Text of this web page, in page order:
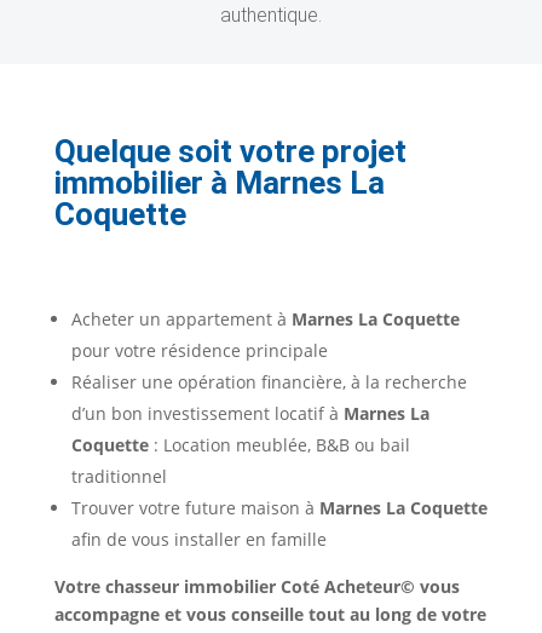
authentique.
Quelque soit votre projet
immobilier à Marnes La
Coquette
Acheter un appartement à Marnes La Coquette
pour votre résidence principale
Réaliser une opération financière, à la recherche
d’un bon investissement locatif à Marnes La
Coquette: Location meublée, B&B ou bail
traditionnel
Trouver votre future maison à Marnes La Coquette
afin de vous installer en famille
Votre chasseur immobilier Coté Acheteur© vous
accompagne et vous conseille tout au long de votre